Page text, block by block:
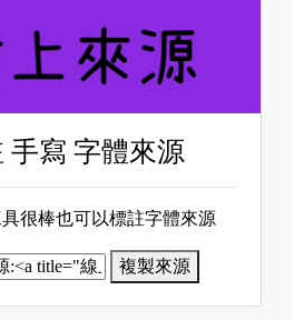
手寫 字體來源
很棒也可以標註字體來源
複製來源